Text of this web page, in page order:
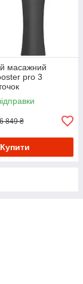
масажний
pro 3
6 849 ₴
Купити